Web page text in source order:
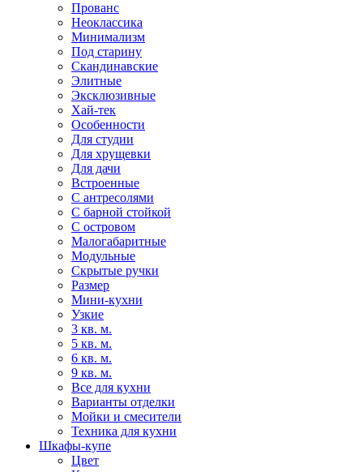
Прованс
Неоклассика
Минимализм
Под старину
Скандинавские
Элитные
Эксклюзивные
Хай-тек
Особенности
Для студии
Для хрущевки
Для дачи
Встроенные
С антресолями
С барной стойкой
С островом
Малогабаритные
Модульные
Скрытые ручки
Размер
Мини-кухни
Узкие
3 кв. м.
5 кв. м.
6 кв. м.
9 кв. м.
Все для кухни
Варианты отделки
Мойки и смесители
Техника для кухни
Шкафы-купе
Цвет